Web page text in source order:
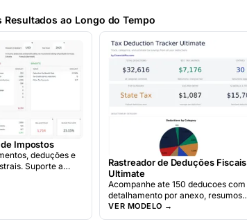
Resultados ao Longo do Tempo
de Impostos
deduções e
Suporte a
Rastreador de Deduções Fiscais
Ultimate
Acompanhe ate 150 deducoes com
detalhamento por anexo, resumos
trimestrais e uma calculadora de
impacto tributario.
VER MODELO →